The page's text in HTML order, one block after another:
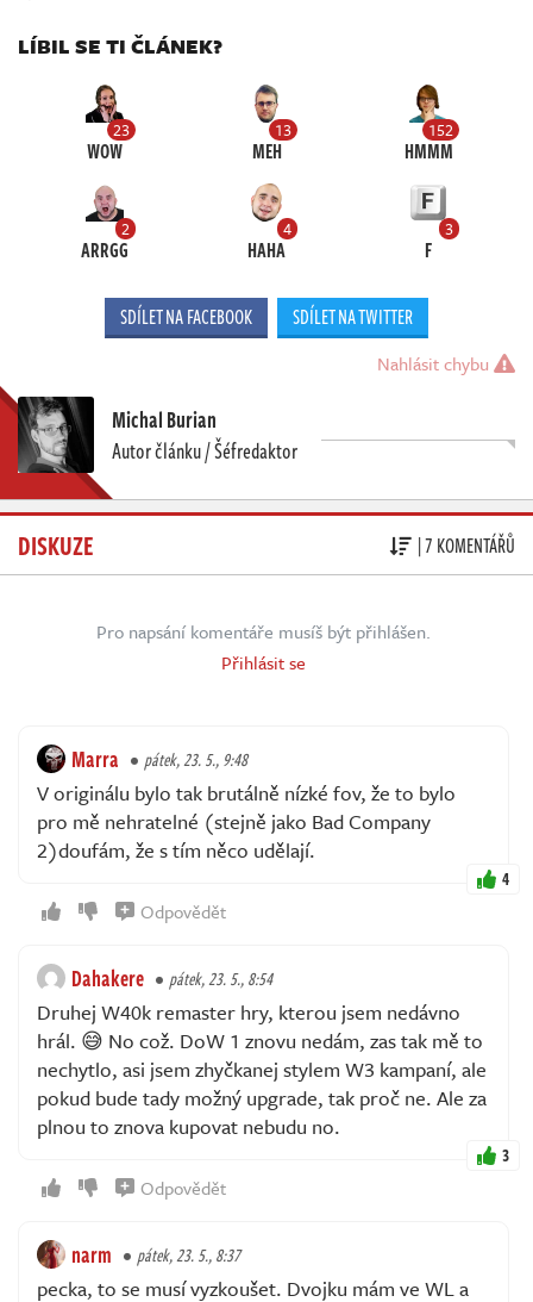
LÍBIL SE TI ČLÁNEK?
23
WOW
13
MEH
152
HMMM
2
ARRGG
4
HAHA
3
F
SDÍLET NA FACEBOOK SDÍLET NA TWITTER
Nahlásit chybu
Michal Burian
Autor článku / Šéfredaktor
DISKUZE | 7 KOMENTÁŘŮ
Pro napsání komentáře musíš být přihlášen.
Přihlásit se
Marra pátek, 23. 5., 9:48
V originálu bylo tak brutálně nízké fov, že to bylo
pro mě nehratelné (stejně jako Bad Company
2)doufám, že s tím něco udělají.
4
Odpovědět
Dahakere pátek, 23. 5., 8:54
Druhej W40k remaster hry, kterou jsem nedávno
hrál. 😅 No což. DoW 1 znovu nedám, zas tak mě to
nechytlo, asi jsem zhyčkanej stylem W3 kampaní, ale
pokud bude tady možný upgrade, tak proč ne. Ale za
plnou to znova kupovat nebudu no.
3
Odpovědět
narm pátek, 23. 5., 8:37
pecka, to se musí vyzkoušet. Dvojku mám ve WL a